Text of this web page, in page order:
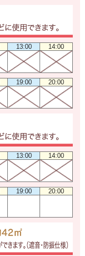
13:00 14:00
19:00 20:00
13:00 14:00
19:00 20:00